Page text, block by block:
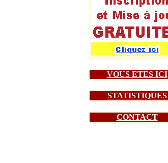
VOUS ETES ICI
STATISTIQUES
CONTACT